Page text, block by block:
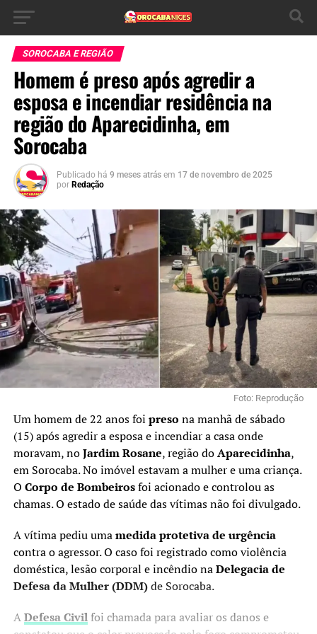
SOROCABA E REGIÃO
Homem é preso após agredir a
esposa e incendiar residência na
região do Aparecidinha, em
Sorocaba
Publicado há 9 meses atrás em 17 de novembro de 2025
por Redação
Foto: Reprodução
Um homem de 22 anos foi preso na manhã de sábado
(15) após agredir a esposa e incendiar a casa onde
moravam, noJardim Rosane, região doAparecidinha,
em Sorocaba. No imóvel estavam a mulher e uma criança.
O Corpo de Bombeirosfoi acionado e controlou as
chamas. O estado de saúde das vítimas não foi divulgado.
A vítima pediu umamedida protetiva de urgência
contra o agressor. O caso foi registrado como violência
doméstica, lesão corporal e incêndio naDelegacia de
Defesa da Mulher (DDM)de Sorocaba.
ADefesa Civilfoi chamada para avaliar os danos e